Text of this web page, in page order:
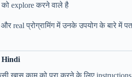
explore करने वाले है
real प्रोग्रामिंग में उनके उपयोग के बारे में
Hindi
खास काम को पूरा करने के लिए